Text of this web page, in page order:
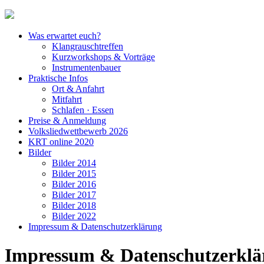
Was erwartet euch?
Klangrauschtreffen
Kurzwork­shops & Vorträge
Instrumentenbauer
Praktische Infos
Ort & Anfahrt
Mitfahrt
Schlafen · Essen
Preise & Anmeldung
Volksliedwettbewerb 2026
KRT online 2020
Bilder
Bilder 2014
Bilder 2015
Bilder 2016
Bilder 2017
Bilder 2018
Bilder 2022
Impressum & Datenschutzerklärung
Impressum &